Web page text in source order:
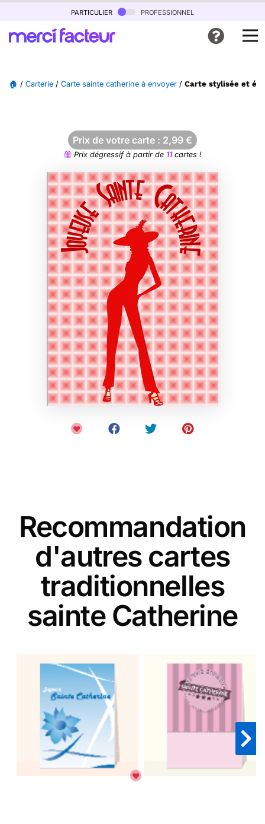
particulier professionnel
🏠 / Carterie / Carte sainte catherine à envoyer / Carte stylisée et
Prix de votre carte : 2,99 €
Prix dégressif à partir de 11cartes !
Recommandation
d'autres cartes
traditionnelles
sainte Catherine